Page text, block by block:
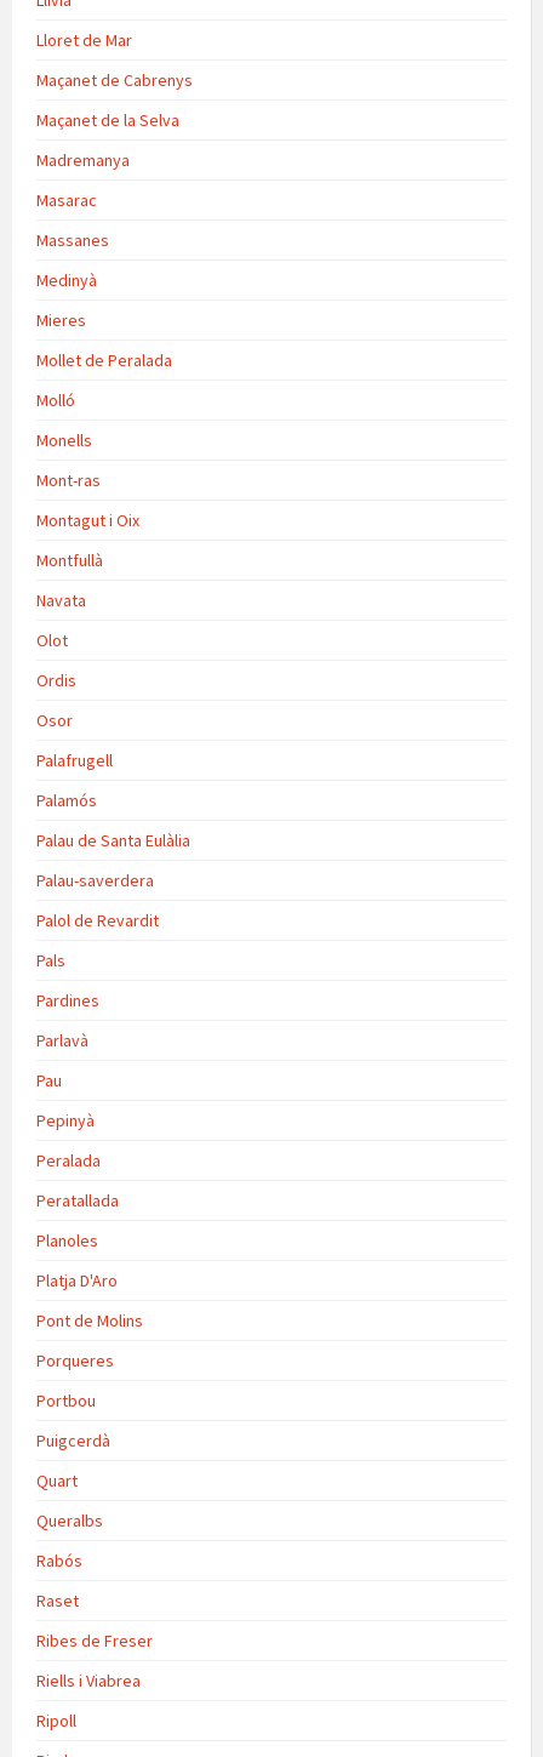
Lloret de Mar
Maçanet de Cabrenys
Maçanet de la Selva
Madremanya
Masarac
Massanes
Medinyà
Mieres
Mollet de Peralada
Molló
Monells
Mont-ras
Montagut i Oix
Montfullà
Navata
Olot
Ordis
Osor
Palafrugell
Palamós
Palau de Santa Eulàlia
Palau-saverdera
Palol de Revardit
Pals
Pardines
Parlavà
Pau
Pepinyà
Peralada
Peratallada
Planoles
Platja D'Aro
Pont de Molins
Porqueres
Portbou
Puigcerdà
Quart
Queralbs
Rabós
Raset
Ribes de Freser
Riells i Viabrea
Ripoll